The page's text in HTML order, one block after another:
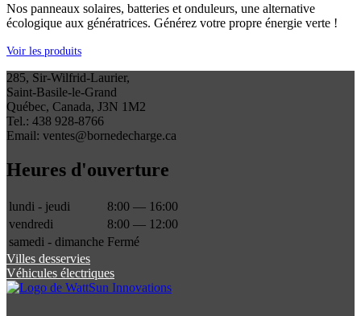
Nos panneaux solaires, batteries et onduleurs, une alternative
écologique aux génératrices. Générez votre propre énergie verte !
Voir les produits
285, Sir-Wilfrid-Laurier,
Saint-Basile-le-Grand
Québec, Canada, J3N 1M2
Tel.: 438 928-8766
Email: ventes@bornedecharge.ca
Heures d'ouverture
lundi - jeudi
8:00 — 16:00
vendredi
8:00 — 12:00
samedi - dimanche Fermé
Villes desservies
Véhicules électriques